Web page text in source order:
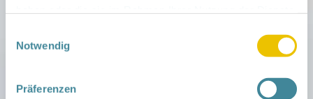
Notwendig
Präferenzen
80€ für Gastfamilien